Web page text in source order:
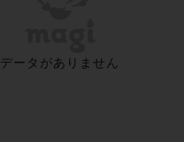
データがありません